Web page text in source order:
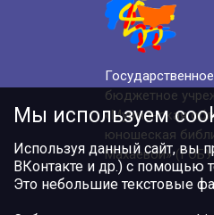
бюджетное
«Мурманская
юношеская
Махаевой»
Мы используем
Используя данный сайт, вы
ВКонтакте и др.) с помощью
Это небольшие текстовые